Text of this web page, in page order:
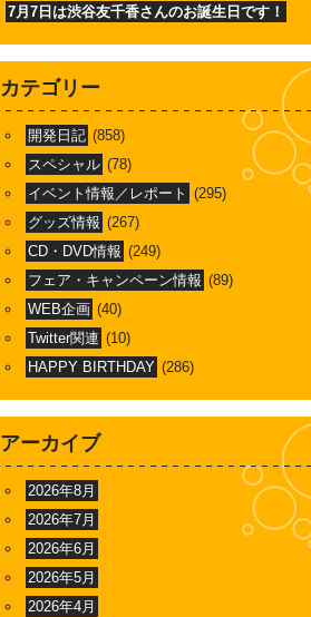
7月7日は渋谷友千香さんのお誕生日です！
カテゴリー
開発日記 (858)
スペシャル (78)
イベント情報／レポート (295)
グッズ情報 (267)
CD・DVD情報 (249)
フェア・キャンペーン情報 (89)
WEB企画 (40)
Twitter関連 (10)
HAPPY BIRTHDAY (286)
アーカイブ
2026年8月
2026年7月
2026年6月
2026年5月
2026年4月